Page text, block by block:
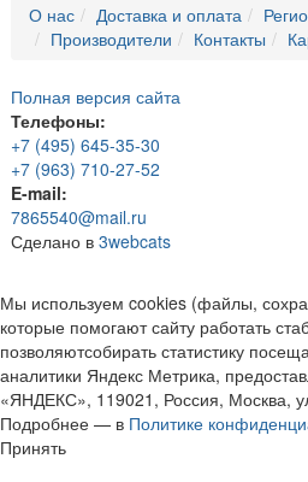
О нас Доставка и оплата
Производители
Контакты
Полная версия сайта
Телефоны:
+7 (495) 645-35-30
+7 (963) 710-27-52
E-mail:
7865540@mail.ru
Сделано в 3webcats
Мы используем cookies (файлы,
которые помогают сайту работать
позволяютсобирать статистику
аналитики Яндекс Метрика,
«ЯНДЕКС», 119021, Россия, Москва,
Подробнее — в Политике
Принять